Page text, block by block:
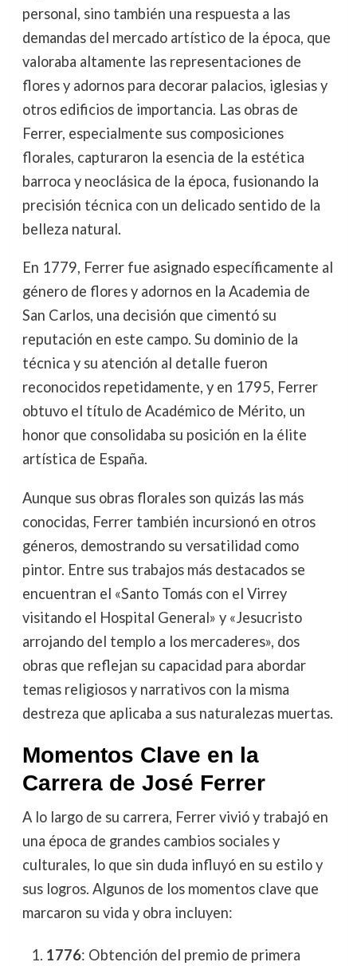
personal, sino también una respuesta a las
demandas del mercado artístico de la época, que
valoraba altamente las representaciones de
flores y adornos para decorar palacios, iglesias y
otros edificios de importancia. Las obras de
Ferrer, especialmente sus composiciones
florales, capturaron la esencia de la estética
barroca y neoclásica de la época, fusionando la
precisión técnica con un delicado sentido de la
belleza natural.
En 1779, Ferrer fue asignado específicamente al
género de flores y adornos en la Academia de
San Carlos, una decisión que cimentó su
reputación en este campo. Su dominio de la
técnica y su atención al detalle fueron
reconocidos repetidamente, y en 1795, Ferrer
obtuvo el título de Académico de Mérito, un
honor que consolidaba su posición en la élite
artística de España.
Aunque sus obras florales son quizás las más
conocidas, Ferrer también incursionó en otros
géneros, demostrando su versatilidad como
pintor. Entre sus trabajos más destacados se
encuentran el «Santo Tomás con el Virrey
visitando el Hospital General» y «Jesucristo
arrojando del templo a los mercaderes», dos
obras que reflejan su capacidad para abordar
temas religiosos y narrativos con la misma
destreza que aplicaba a sus naturalezas muertas.
Momentos Clave en la
Carrera de José Ferrer
A lo largo de su carrera, Ferrer vivió y trabajó en
una época de grandes cambios sociales y
culturales, lo que sin duda influyó en su estilo y
sus logros. Algunos de los momentos clave que
marcaron su vida y obra incluyen:
1776: Obtención del premio de primera